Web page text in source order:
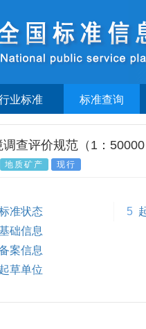
业标准 标准查询
查评价规范（1：50000
地质矿产 现行
准状态
础信息
案信息
起草单位
5